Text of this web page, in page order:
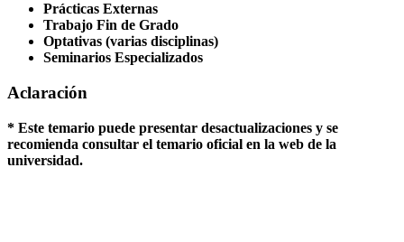
Prácticas Externas
Trabajo Fin de Grado
Optativas (varias disciplinas)
Seminarios Especializados
Aclaración
* Este temario puede presentar desactualizaciones y se
recomienda consultar el temario oficial en la web de la
universidad.